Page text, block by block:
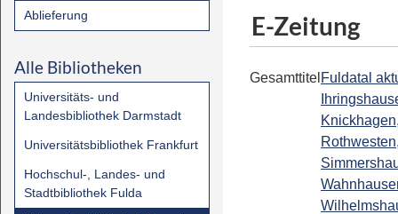
Ablieferung
Alle Bibliotheken
Universitäts- und
Landesbibliothek Darmstadt
Universitätsbibliothek Frankfurt
Hochschul-, Landes- und
Stadtbibliothek Fulda
E-Zeitung
Gesamttitel Fuldatal